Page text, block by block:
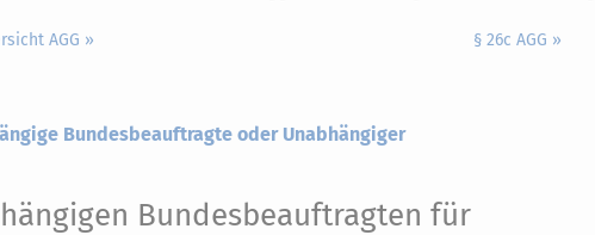
AGG »
§ 26c AGG »
Bundesbeauftragte oder Unabhängiger
Bundesbeauftragten für